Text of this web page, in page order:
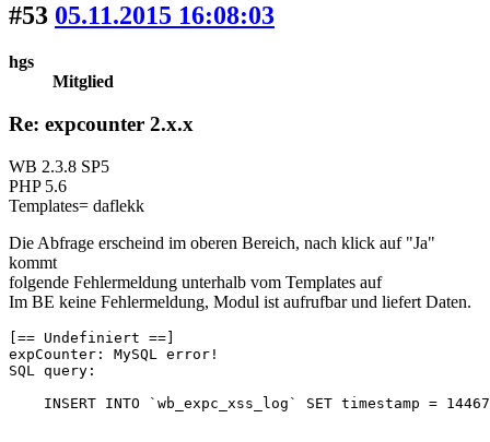
#53 05.11.2015 16:08:03
hgs
Mitglied
Re: expcounter 2.x.x
WB 2.3.8 SP5
PHP 5.6
Templates= daflekk
Die Abfrage erscheind im oberen Bereich, nach klick auf "Ja"
kommt
folgende Fehlermeldung unterhalb vom Templates auf
Im BE keine Fehlermeldung, Modul ist aufrufbar und liefert Daten.
[== Undefiniert ==]
expCounter: MySQL error!
SQL query:
INSERT INTO `wb_expc_xss_log` SET timestamp =